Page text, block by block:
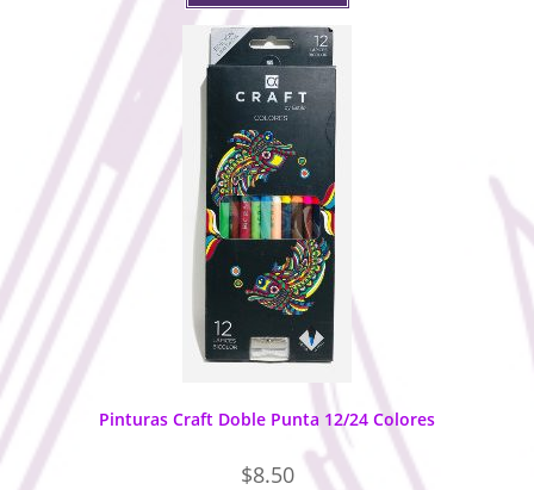
Pinturas Craft Doble Punta 12/24 Colores
$8.50